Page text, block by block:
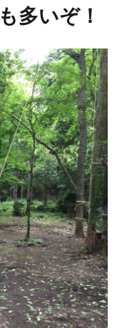
多いぞ！